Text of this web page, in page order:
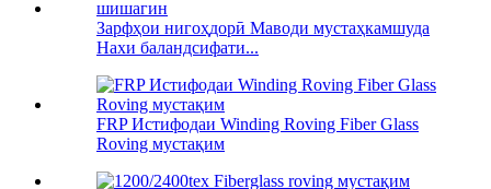
Зарфҳои нигоҳдорӣ Маводи мустаҳкамшуда
Нахи баландсифати...
FRP Истифодаи Winding Roving Fiber Glass
Roving мустақим